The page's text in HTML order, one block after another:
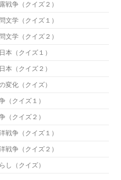
戦争（クイズ２）
文学（クイズ１）
文学（クイズ２）
本（クイズ１）
本（クイズ２）
変化（クイズ）
（クイズ１）
（クイズ２）
戦争（クイズ１）
戦争（クイズ２）
し（クイズ）